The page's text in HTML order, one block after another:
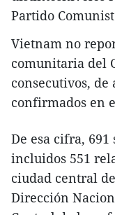
Partido
Vietnam no
comunitaria del
consecutivos,
confirmados en
De esa cifra,
incluidos 551
ciudad central
Dirección